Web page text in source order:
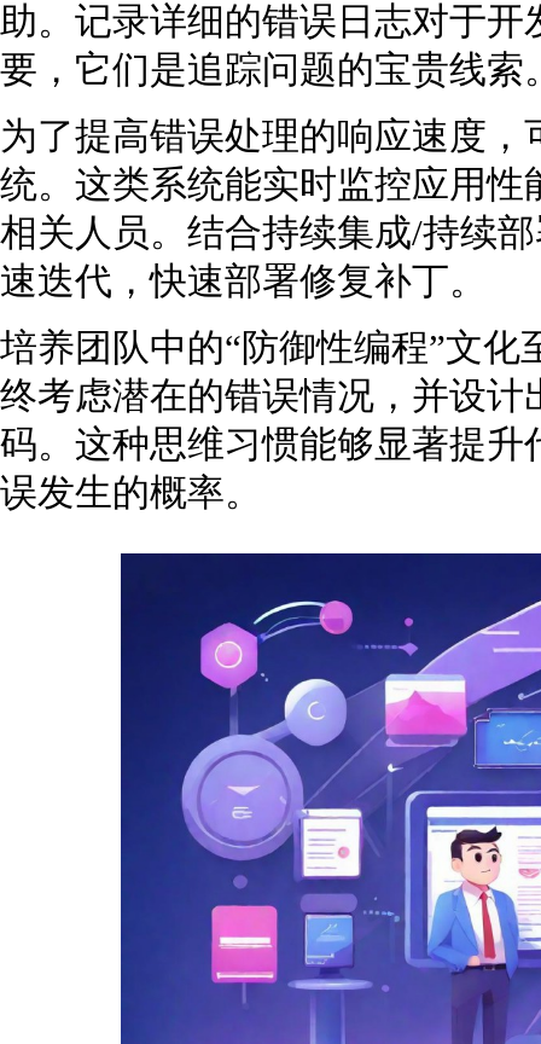
助。记录详细的错误日志对于
要，它们是追踪问题的宝贵线索
为了提高错误处理的响应速度
统。这类系统能实时监控应用
相关人员。结合持续集成/持续
速迭代，快速部署修复补丁。
培养团队中的“防御性编程”文
终考虑潜在的错误情况，并设
码。这种思维习惯能够显著提
误发生的概率。